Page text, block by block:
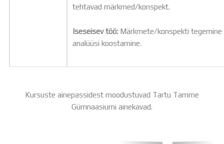
tehtavad märkmed/konspekt.
Iseseisev töö: Märkmete/konspekti
analüüsi koostamine.
Kursuste ainepassidest moodustuvad Tartu Tamme
Gümnaasiumi ainekavad.